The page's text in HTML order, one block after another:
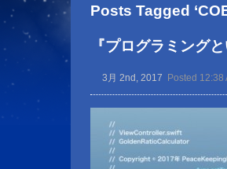
Posts Tagged
『プログラミング
3月 2nd, 2017 Posted 12:38